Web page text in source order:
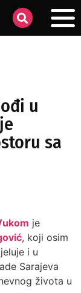
u
sa
je
, koji osim
i u
Sarajeva
života u